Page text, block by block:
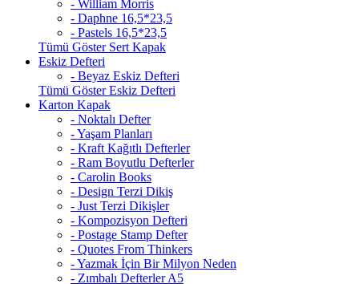
- William Morris
- Daphne 16,5*23,5
- Pastels 16,5*23,5
Tümü Göster Sert Kapak
Eskiz Defteri
- Beyaz Eskiz Defteri
Tümü Göster Eskiz Defteri
Karton Kapak
- Noktalı Defter
- Yaşam Planları
- Kraft Kağıtlı Defterler
- Ram Boyutlu Defterler
- Carolin Books
- Design Terzi Dikiş
- Just Terzi Dikişler
- Kompozisyon Defteri
- Postage Stamp Defter
- Quotes From Thinkers
- Yazmak İçin Bir Milyon Neden
- Zımbalı Defterler A5